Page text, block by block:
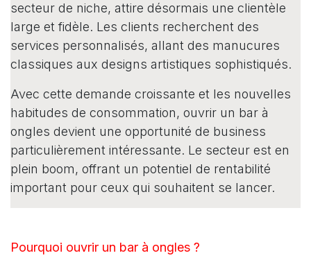
secteur de niche, attire désormais une clientèle
large et fidèle. Les clients recherchent des
services personnalisés, allant des manucures
classiques aux designs artistiques sophistiqués.
Avec cette demande croissante et les nouvelles
habitudes de consommation, ouvrir un bar à
ongles devient une opportunité de business
particulièrement intéressante. Le secteur est en
plein boom, offrant un potentiel de rentabilité
important pour ceux qui souhaitent se lancer.
Pourquoi ouvrir un bar à ongles ?